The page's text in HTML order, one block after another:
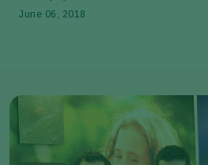
June 06, 2018